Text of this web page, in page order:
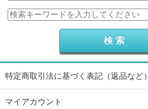
特定商取引法に基づく表記（返品など）
マイアカウント